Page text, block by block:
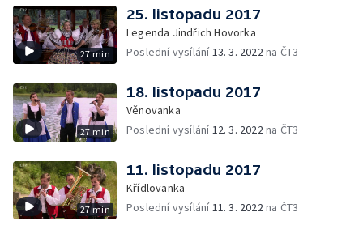
27 min
25. listopadu 2017
Legenda Jindřich Hovorka
Poslední vysílání13. 3. 2022na ČT3
27 min
18. listopadu 2017
Věnovanka
Poslední vysílání12. 3. 2022na ČT3
27 min
11. listopadu 2017
Křídlovanka
Poslední vysílání11. 3. 2022na ČT3